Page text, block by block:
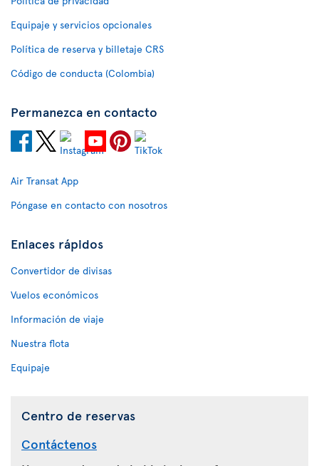
Equipaje y servicios opcionales
Política de reserva y billetaje CRS
Código de conducta (Colombia)
Permanezca en contacto
Air Transat App
Póngase en contacto con nosotros
Enlaces rápidos
Convertidor de divisas
Vuelos económicos
Información de viaje
Nuestra flota
Equipaje
Centro de reservas
Contáctenos